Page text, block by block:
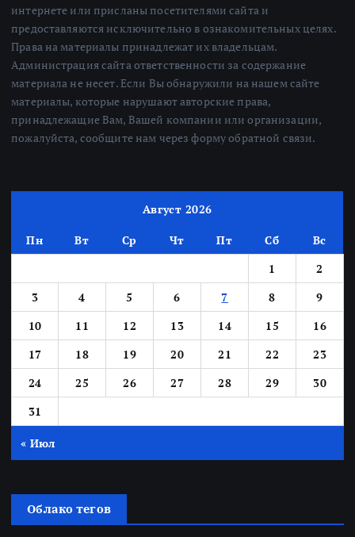
интернете или присланы посетителями сайта и
предоставляются исключительно в ознакомительных целях.
Права на материалы принадлежат их владельцам.
Администрация сайта ответственности за содержание
материала не несет. Если Вы обнаружили на нашем сайте
материалы, которые нарушают авторские права,
принадлежащие Вам, Вашей компании или организации,
пожалуйста, сообщите нам через форму обратной связи.
Август 2026
Пн Вт Ср Чт Пт Сб
Вс
1
2
3
4 5 6 7 8
9
10
11 12 13 14 15
16
17
18 19 20 21 22
23
24
25 26 27 28 29
30
31
« Июл
Облако тегов